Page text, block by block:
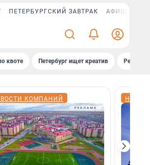
ПЕТЕРБУРГСКИЙ ЗАВТРАК АФИША PLUS
квоте Петербург ищет креатив
КОМПАНИЙ